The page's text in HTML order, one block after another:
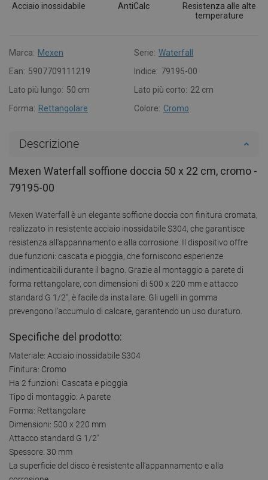
Acciaio inossidabile AntiCalc
Resistenza alle alte
temperature
Marca: Mexen Serie: Waterfall
Ean: 5907709111219 Indice: 79195-00
Lato più lungo: 50 cm Lato più corto: 22 cm
Forma: Rettangolare Colore: Cromo
Descrizione
Mexen Waterfall soffione doccia 50 x 22 cm, cromo -
79195-00
Mexen Waterfall è un elegante soffione doccia con finitura cromata,
realizzato in resistente acciaio inossidabile S304, che garantisce
resistenza all'appannamento e alla corrosione. Il dispositivo offre
due funzioni: cascata e pioggia, che forniscono esperienze
indimenticabili durante il bagno. Grazie al montaggio a parete di
forma rettangolare, con dimensioni di 500 x 220 mm e attacco
standard G 1/2", è facile da installare. Gli ugelli in gomma
prevengono l'accumulo di calcare, garantendo un uso duraturo.
Specifiche del prodotto:
Materiale: Acciaio inossidabile S304
Finitura: Cromo
Ha 2 funzioni: Cascata e pioggia
Tipo di montaggio: A parete
Forma: Rettangolare
Dimensioni: 500 x 220 mm
Attacco standard G 1/2"
Spessore: 30 mm
La superficie del disco è resistente all'appannamento e alla